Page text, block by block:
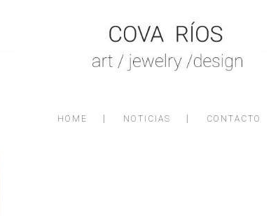
HOME NOTICIAS CONTACTO